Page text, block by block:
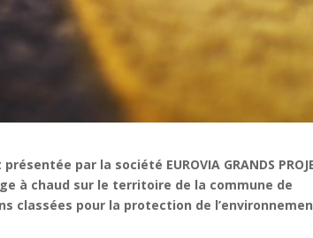
par la société EUROVIA GRANDS
à chaud sur le territoire de la commune de
classées pour la protection de